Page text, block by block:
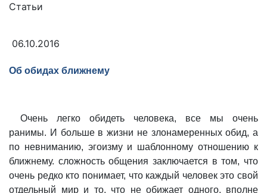
Статьи
06.10.2016
Об обидах ближнему
Очень легко обидеть человека, все мы очень
ранимы. И больше в жизни не злонамеренных обид, а
по невниманию, эгоизму и шаблонному отношению к
ближнему. сложность общения заключается в том, что
очень редко кто понимает, что каждый человек это свой
отдельный мир и то, что не обижает одного, вполне